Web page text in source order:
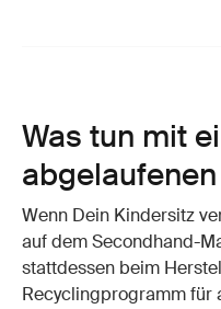
Was tun mit
Wenn Dein Kindersitz
auf dem Secondhand-
stattdessen beim
Recyclingprogramm für